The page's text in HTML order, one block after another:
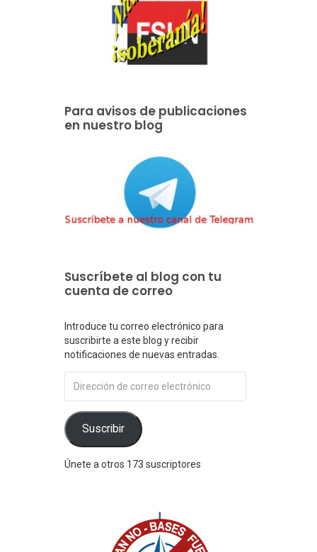
Para avisos de publicaciones
en nuestro blog
Suscríbete al blog con tu
cuenta de correo
Introduce tu correo electrónico para
suscribirte a este blog y recibir
notificaciones de nuevas entradas.
de
correo
electrónico
Suscribir
Únete a otros 173 suscriptores